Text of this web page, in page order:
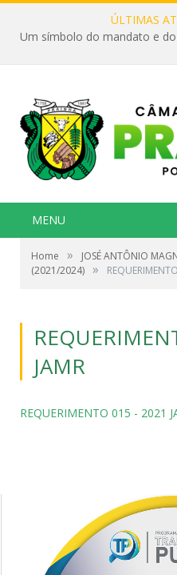
ÚLTIMAS
MENU
Home »
JOSÉ ANTÔNIO
(2021/2024) »
JAMR
REQUERIMENTO 015 - 2021